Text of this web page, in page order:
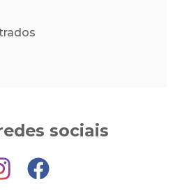
sociais